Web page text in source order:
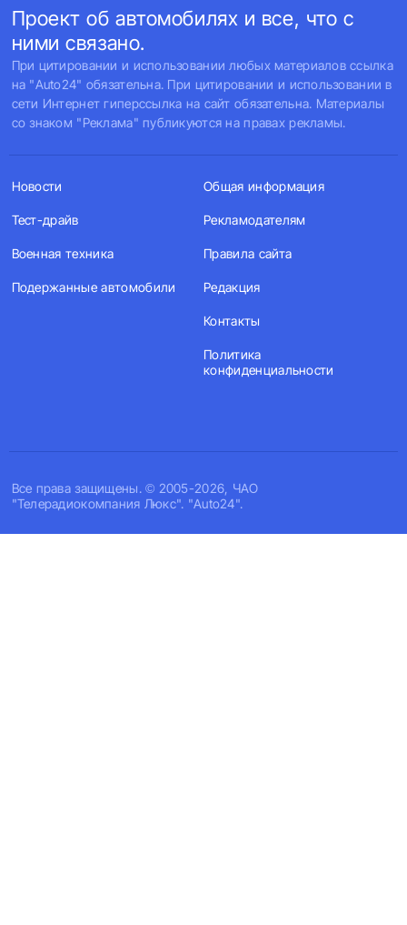
Проект об автомобилях и все, что с
ними связано.
При цитировании и использовании любых материалов ссылка
на "Auto24" обязательна. При цитировании и использовании в
сети Интернет гиперссылка на сайт обязательна. Материалы
со знаком "Реклама" публикуются на правах рекламы.
Все права защищены. © 2005-2026, ЧАО
"Телерадиокомпания Люкс". "Auto24".
Новости
Тест-драйв
Военная техника
Подержанные автомобили
Общая информация
Рекламодателям
Правила сайта
Редакция
Контакты
Политика
конфиденциальности